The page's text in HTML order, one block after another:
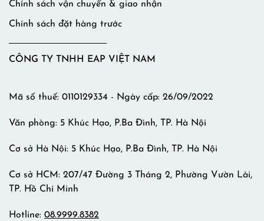
Chính sách vận chuyển & giao nhận
Chính sách đặt hàng trước
CÔNG TY TNHH EAP VIỆT NAM
Mã số thuế: 0110129334 - Ngày cấp: 26/09/2022
Văn phòng: 5 Khúc Hạo, P.Ba Đình, TP. Hà Nội
Cơ sở Hà Nội: 5 Khúc Hạo, P.Ba Đình, TP. Hà Nội
Cơ sở HCM: 207/47 Đường 3 Tháng 2, Phường Vườn Lài,
TP. Hồ Chí Minh
Hotline: 08.9999.8382